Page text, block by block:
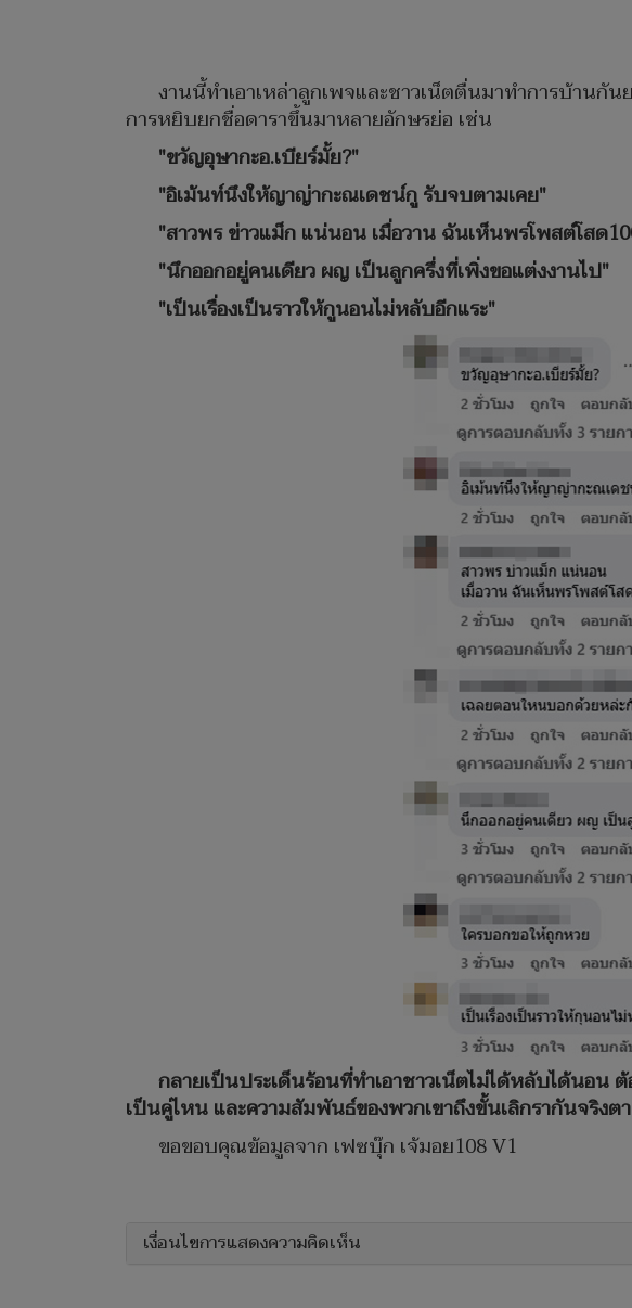
งานนี้ทำเอาเหล่าลูกเพจและชาวเน็ตตื่นมาทำการบ้าน
การหยิบยกชื่อดาราขึ้นมาหลายอักษรย่อ เช่น
"ขวัญอุษากะอ.เบียร์มั้ย?"
"อิเม้นท์นึงให้ญาญ่ากะณเดชน์กู รับจบตามเคย"
"สาวพร ข่าวแม็ก แน่นอน เมื่อวาน ฉันเห็นพรโพสต์โสด
"นึกออกอยู่คนเดียว ผญ เป็นลูกครึ่งที่เพิ่งขอแต่งงานไป"
"เป็นเรื่องเป็นราวให้กูนอนไม่หลับอีกแระ"
กลายเป็นประเด็นร้อนที่ทำเอาชาวเน็ตไม่ได้หลับได้นอน
เป็นคู่ไหน และความสัมพันธ์ของพวกเขาถึงขั้นเลิกรากันจริงต
ขอขอบคุณข้อมูลจาก เฟซบุ๊ก เจ้มอย108 V1
เงื่อนไขการแสดงความคิดเห็น